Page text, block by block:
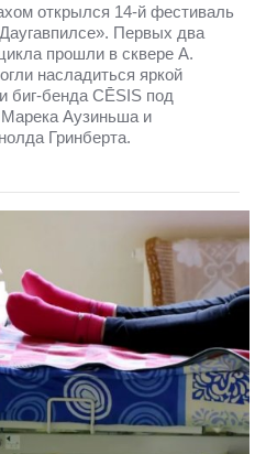
открылся 14-й фестиваль
Первых два
прошли в сквере А.
насладиться яркой
биг-бенда CĒSIS под
Аузиньша и
Гринберта.